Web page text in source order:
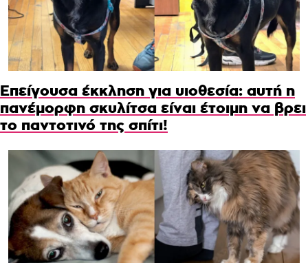
Επείγουσα έκκληση για υιοθεσία: αυτή η
πανέμορφη σκυλίτσα είναι έτοιμη να βρει
το παντοτινό της σπίτι!